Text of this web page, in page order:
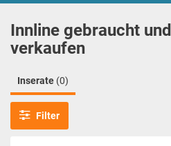
Innline gebraucht
verkaufen
Inserate (0)
Filter